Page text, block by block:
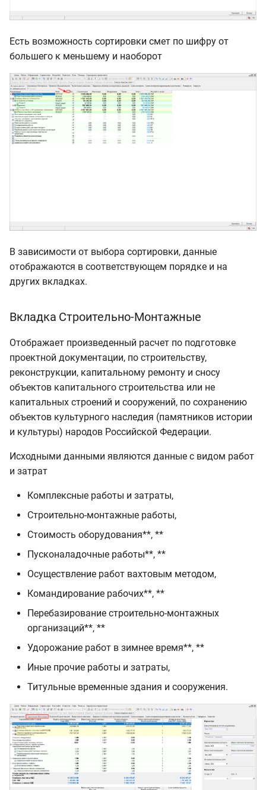
Есть возможность сортировки смет по шифру от
большего к меньшему и наоборот
В зависимости от выбора сортировки, данные
отображаются в соответствующем порядке и на
других вкладках.
Вкладка Строительно-Монтажные
Отображает произведенный расчет по подготовке
проектной документации, по строительству,
реконструкции, капитальному ремонту и сносу
объектов капитального строительства или не
капитальных строений и сооружений, по сохранению
объектов культурного наследия (памятников истории
и культуры) народов Российской Федерации.
Исходными данными являются данные с видом работ
и затрат
Комплексные работы и затраты,
Строительно-монтажные работы,
Стоимость оборудования**, **
Пусконаладочные работы**, **
Осуществление работ вахтовым методом,
Командирование рабочих**, **
Перебазирование строительно-монтажных
организаций**, **
Удорожание работ в зимнее время**, **
Иные прочие работы и затраты,
Титульные временные здания и сооружения.